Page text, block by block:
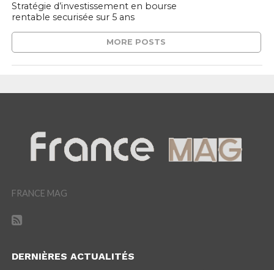
Stratégie d’investissement en bourse
rentable securisée sur 5 ans
MORE POSTS
FRANCE MAG
DERNIÈRES ACTUALITÉS